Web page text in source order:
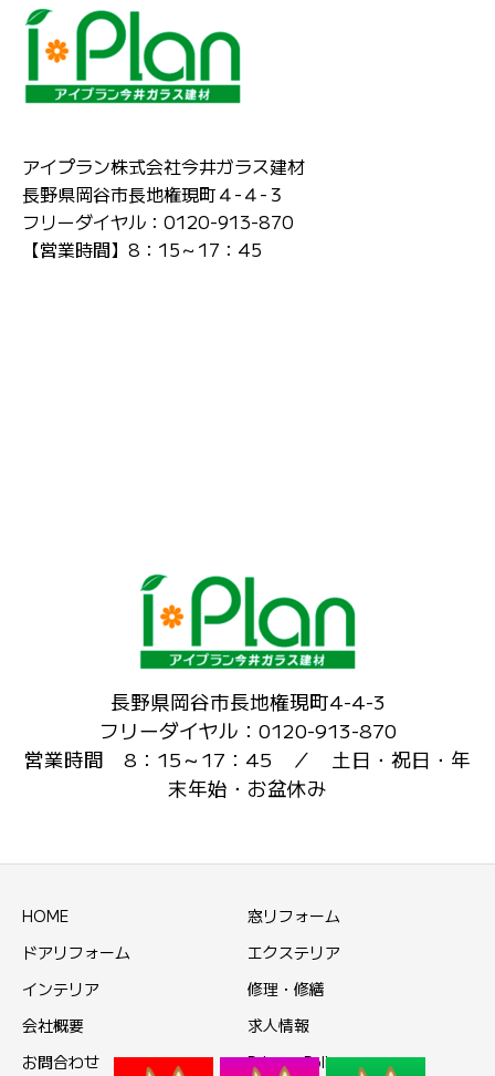
アイプラン株式会社今井ガラス建材
長野県岡谷市長地権現町４-４-３
フリーダイヤル：0120-913-870
【営業時間】8：15～17：45
長野県岡谷市長地権現町4-4-3
フリーダイヤル：0120-913-870
営業時間 8：15～17：45 ／ 土日・祝日・年
末年始・お盆休み
HOME
窓リフォーム
ドアリフォーム
エクステリア
インテリア
修理・修繕
会社概要
求人情報
お問合わせ
Privacy Policy